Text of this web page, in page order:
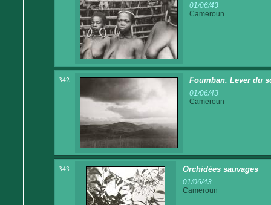
01/06/43
Cameroun
342 Foumban. Lever du
01/06/43
Cameroun
343 Orchidées sauvages
01/06/43
Cameroun